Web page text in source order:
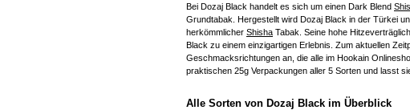
Bei Dozaj Black handelt es sich um einen Dark Blend
Grundtabak. Hergestellt wird Dozaj Black in der Türkei
herkömmlicher Shisha Tabak. Seine hohe
Black zu einem einzigartigen Erlebnis. Zum aktuellen
Geschmacksrichtungen an, die alle im Hookain
praktischen 25g Verpackungen aller 5 Sorten und lasst
Alle Sorten von Dozaj Black im Überblick